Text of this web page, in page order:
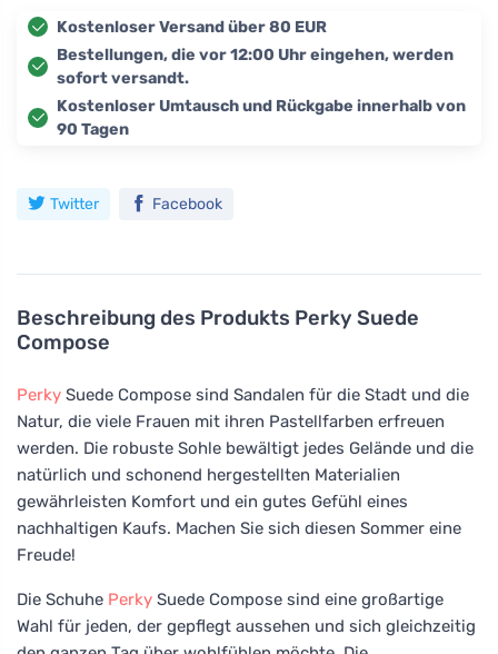
Beschreibung des Produkts Perky Suede
Compose
Perky Suede Compose sind Sandalen für die Stadt und die
Natur, die viele Frauen mit ihren Pastellfarben erfreuen
werden. Die robuste Sohle bewältigt jedes Gelände und die
natürlich und schonend hergestellten Materialien
gewährleisten Komfort und ein gutes Gefühl eines
nachhaltigen Kaufs. Machen Sie sich diesen Sommer eine
Freude!
Die Schuhe Perky Suede Compose sind eine großartige
Wahl für jeden, der gepflegt aussehen und sich gleichzeitig
Kostenloser Versand über 80 EUR
Bestellungen, die vor 12:00 Uhr eingehen, werden
sofort versandt.
Kostenloser Umtausch und Rückgabe innerhalb von
90 Tagen
Twitter Facebook